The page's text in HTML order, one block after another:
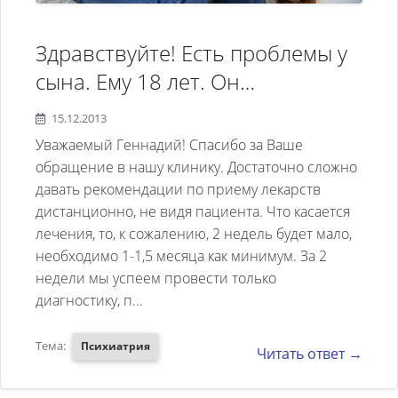
видеомониторингом
05.12.2011г. Заключение
"Умеренные общемозговые
изменения биоэлектрической
активности головного мозга с
признаками умеренной
дисфункции срединных структур
и пароксизмальной
активностью в обеих височных
областях, больше слева.
Отчетливой межполушарной
Невролог назначил лечение:
Здравствуйте! Есть проблемы у
сына. Ему 18 лет. Он
наблюдается у психиатра уже
почти 4 года. Диагноз
озвучивали по-разному -
фобийное расстройство с
ритуалами, шизотипическое
расстройство, обсессивно-
компульсивное расстройство. К
окончанию школы казалось, что
болезнь почти отступила. Но с
поступлением в институт
15.12.2013
Уважаемый Геннадий! Спасибо за Ваше
обращение в нашу клинику. Достаточно сложно
давать рекомендации по приему лекарств
дистанционно, не видя пациента. Что касается
лечения, то, к сожалению, 2 недель будет мало,
необходимо 1-1,5 месяца как минимум. За 2
недели мы успеем провести только
диагностику, п...
Тема: Психиатрия Читать ответ →